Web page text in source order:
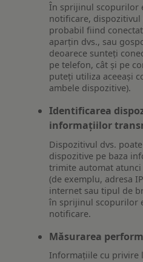
În sprijinul scopurilor
notificare, dispozitivul
probabil fiind
aparțin dvs., sau
deoarece sunteți
pe telefon, cât și pe
puteți utiliza aceeași
ambele dispozitive).
Identificarea
informațiilor
Dispozitivul dvs.
dispozitive pe baza
trimite automat atunci
(de exemplu, adresa
internet sau tipul de
în sprijinul scopurilor
notificare.
Măsurarea
Informațiile cu privire